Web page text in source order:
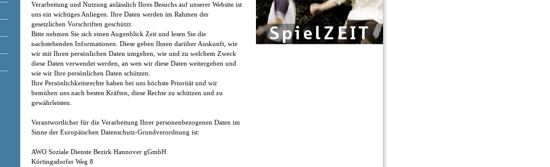
Verarbeitung und Nutzung anlässlich Ihres Besuchs auf unserer Website ist
uns ein wichtiges Anliegen. Ihre Daten werden im Rahmen der
gesetzlichen Vorschriften geschützt.
Bitte nehmen Sie sich einen Augenblick Zeit und lesen Sie die
nachstehenden Informationen. Diese geben Ihnen darüber Auskunft, wie
wir mit Ihren persönlichen Daten umgehen, wie und zu welchem Zweck
diese Daten verwendet werden, an wen wir diese Daten weitergeben und
wie wir Ihre persönlichen Daten schützen.
Ihre Persönlichkeitsrechte haben bei uns höchste Priorität und wir
bemühen uns nach besten Kräften, diese Rechte zu schützen und zu
gewährleisten.
Verantwortlicher für die Verarbeitung Ihrer personenbezogenen Daten im
Sinne der Europäischen Datenschutz-Grundverordnung ist:
AWO Soziale Dienste Bezirk Hannover gGmbH
Körtingsdorfer Weg 8